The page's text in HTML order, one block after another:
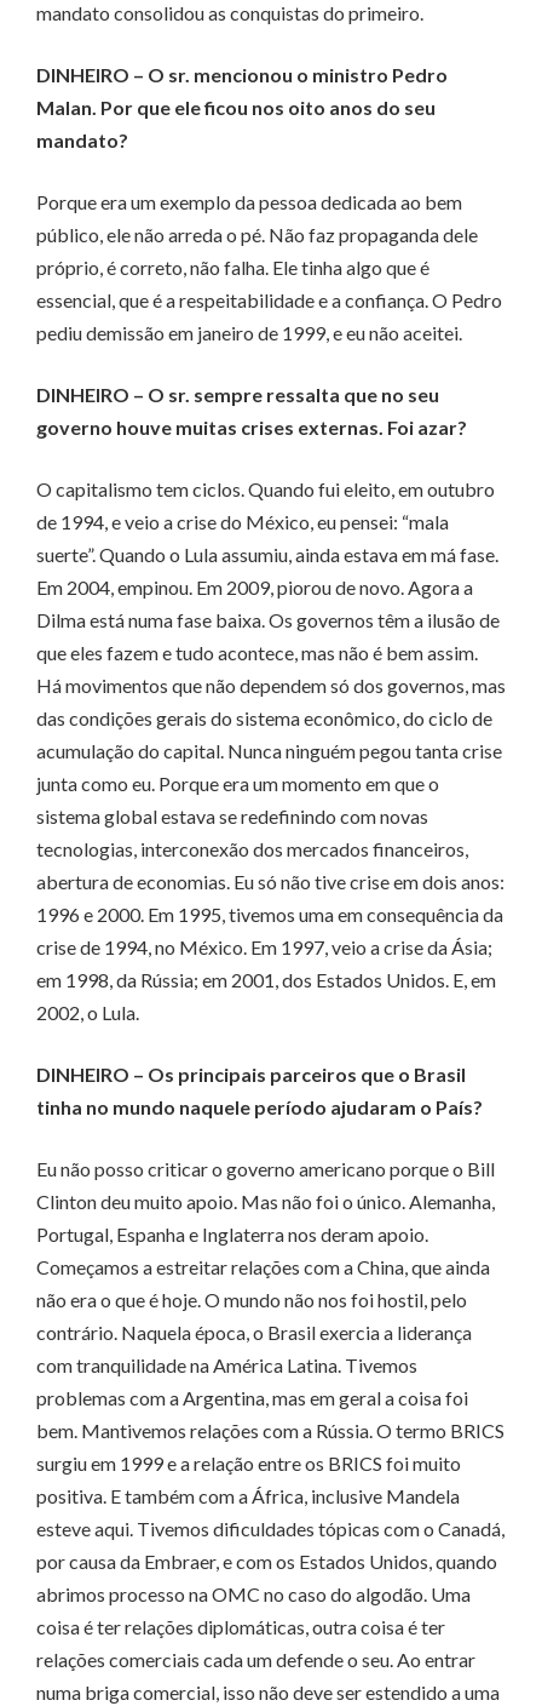
mandato consolidou as conquistas do primeiro.
DINHEIRO – O sr. mencionou o ministro Pedro
Malan. Por que ele ficou nos oito anos do seu
mandato?
Porque era um exemplo da pessoa dedicada ao bem
público, ele não arreda o pé. Não faz propaganda dele
próprio, é correto, não falha. Ele tinha algo que é
essencial, que é a respeitabilidade e a confiança. O Pedro
pediu demissão em janeiro de 1999, e eu não aceitei.
DINHEIRO – O sr. sempre ressalta que no seu
governo houve muitas crises externas. Foi azar?
O capitalismo tem ciclos. Quando fui eleito, em outubro
de 1994, e veio a crise do México, eu pensei: “mala
suerte”. Quan­­­­do o Lula assumiu, ain­­­da estava em má fase.
Em 2004, empinou. Em 2009, piorou de novo. Agora a
Dilma está numa fase baixa. Os governos têm a ilusão de
que eles fazem e tudo acontece, mas não é bem assim.
Há movimentos que não dependem só dos governos, mas
das condições gerais do sistema econômico, do ciclo de
acumulação do capital. Nunca ninguém pegou tanta crise
junta como eu. Porque era um momento em que o
sistema global estava se redefinindo com novas
tecnologias, interconexão dos mercados financeiros,
abertura de economias. Eu só não tive crise em dois anos:
1996 e 2000. Em 1995, tivemos uma em consequência da
crise de 1994, no México. Em 1997, veio a crise da Ásia;
em 1998, da Rússia; em 2001, dos Estados Unidos. E, em
2002, o Lula.
DINHEIRO – Os principais parceiros que o Brasil
tinha no mundo naquele período ajudaram o País?
Eu não posso criticar o governo americano porque o Bill
Clinton deu muito apoio. Mas não foi o único. Alemanha,
Portugal, Espanha e Inglaterra nos deram apoio.
Começamos a estreitar relações com a China, que ainda
não era o que é hoje. O mundo não nos foi hostil, pelo
contrário. Naquela época, o Brasil exercia a liderança
com tranquilidade na América Latina. Tivemos
problemas com a Argentina, mas em geral a coisa foi
bem. Mantivemos relações com a Rússia. O termo BRICS
surgiu em 1999 e a relação entre os BRICS foi muito
positiva. E também com a África, inclusive Mandela
esteve aqui. Tivemos dificuldades tópicas com o Canadá,
por causa da Embraer, e com os Estados Unidos, quando
abrimos processo na OMC no caso do algodão. Uma
coisa é ter relações diplomáticas, outra coisa é ter
relações comerciais cada um defende o seu. Ao entrar
numa briga comercial, isso não deve ser estendido a uma